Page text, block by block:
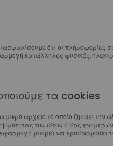
ότι οι πληροφορίες
κατάλληλες φυσικές,
τα cookies
μικρό αρχείο το οποίο ζητάει
του ιστού ή σας
μπορεί να προσαρμόσει